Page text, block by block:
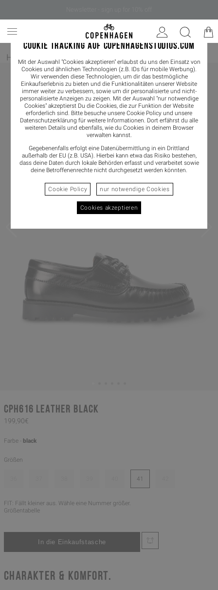
COOKIE TRACKING AUF COPENHAGENSTUDIOS.COM
Mit der Auswahl "Cookies akzeptieren" erlaubst du uns den Einsatz von
Cookies und ähnlichen Technologien (z.B. IDs für mobile Werbung).
Wir verwenden diese Technologien, um dir das bestmögliche
Einkaufserlebnis zu bieten und die Funktionalitäten unserer Website
immer weiter zu verbessern, sowie um dir personalisierte und nicht-
personalisierte Anzeigen zu zeigen. Mit der Auswahl "nur notwendige
Cookies" akzeptierst Du die Cookies, die zur Funktion der Website
erforderlich sind. Bitte besuche unsere Cookie Policy und unsere
Datenschutzerklärung für weitere Informationen. Dort erfährst du alle
weiteren Details und ebenfalls, wie du Cookies in deinem Browser
verwalten kannst.
Gegebenenfalls erfolgt eine Datenübermittlung in ein Drittland
außerhalb der EU (z.B. USA). Hierbei kann etwa das Risiko bestehen,
dass deine Daten durch lokale Behörden erfasst und verarbeitet sowie
deine Betroffenenrechte nicht durchgesetzt werden könnten.
Cookie Policy nur notwendige Cookies
Cookies akzeptieren
Home / Damen/ Loafer
CPH616 leather black
199,90€
Farbe - black
Größen
41
FIT: Fällt kleiner aus. Wähle eine Nummer größer.
Größentabelle
CHARAKTER & KOMFORT.